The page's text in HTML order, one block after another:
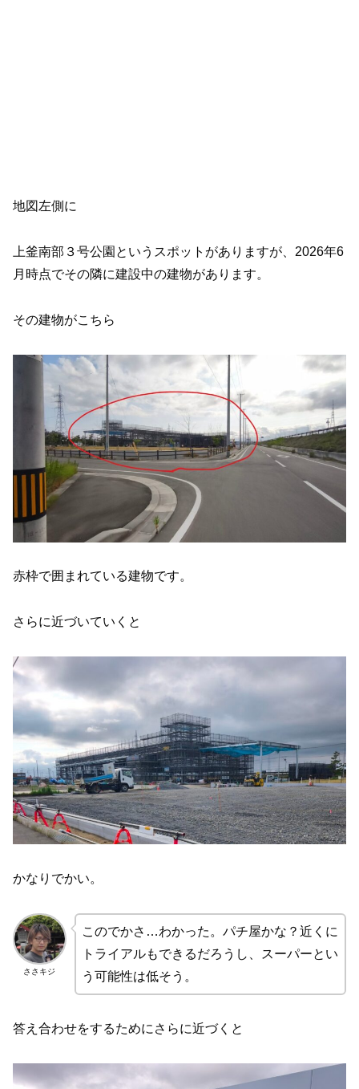
地図左側に
上釜南部３号公園というスポットがありますが、2026年6
月時点でその隣に建設中の建物があります。
その建物がこちら
赤枠で囲まれている建物です。
さらに近づいていくと
かなりでかい。
ささキジ
このでかさ…わかった。パチ屋かな？近くに
トライアルもできるだろうし、スーパーとい
う可能性は低そう。
答え合わせをするためにさらに近づくと